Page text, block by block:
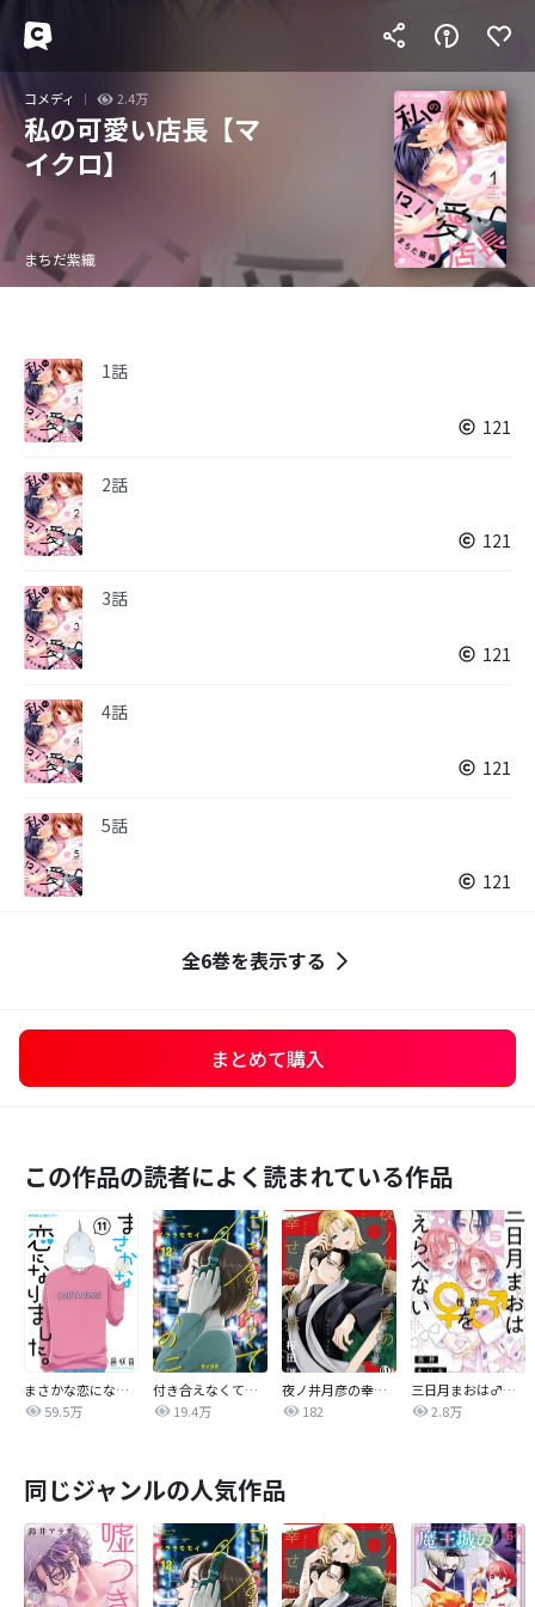
コメディ 2.4万
私の可愛い店長【マ
イクロ】
まちだ紫織
1話
121
2話
121
3話
121
4話
121
5話
121
全6巻を表示する
まとめて購入
この作品の読者によく読まれている作品
まさかな恋になりました。
59.5万
付き合えなくていいのに
19.4万
夜ノ井月彦の幸せな地獄
182
三日月まおは♂♀をえらべない
2.8万
同じジャンルの人気作品